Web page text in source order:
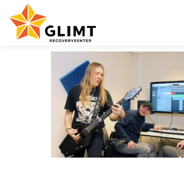
innhold
NYHETER
ENGLISH